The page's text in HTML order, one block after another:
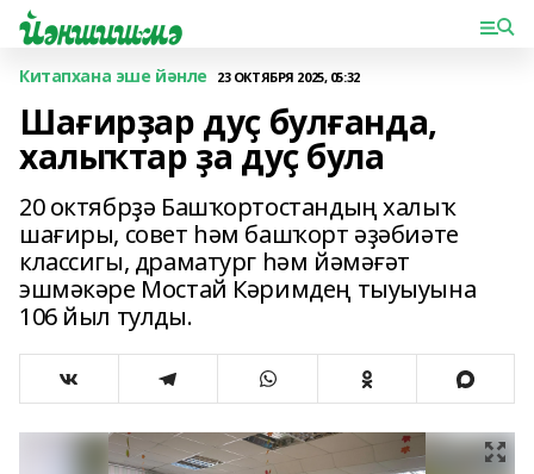
Китапхана эше йәнле 23 ОКТЯБРЯ 2025, 05:32
Шағирҙар дуҫ булғанда,
халыҡтар ҙа дуҫ була
20 октябрҙә Башҡортостандың халыҡ
шағиры, совет һәм башҡорт әҙәбиәте
классигы, драматург һәм йәмәғәт
эшмәкәре Мостай Кәримдең тыуыуына
106 йыл тулды.